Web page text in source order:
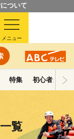
ついて
メニュー
特集 初心者ガイド
覧